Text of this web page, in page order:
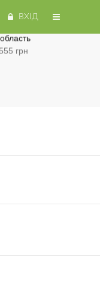
ВХІД
469/
грн